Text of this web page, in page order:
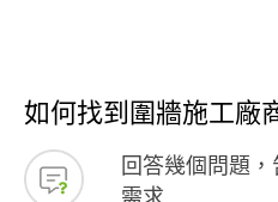
如何找到圍牆施工廠
回答幾個問題
需求